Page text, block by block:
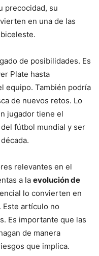
precocidad, su
en una de las
de posibilidades. Es
Plate hasta
equipo. También podría
de nuevos retos. Lo
jugador tiene el
fútbol mundial y ser
relevantes en el
a la evolución de
lo convierten en
Este artículo no
Es importante que las
de manera
que implica.